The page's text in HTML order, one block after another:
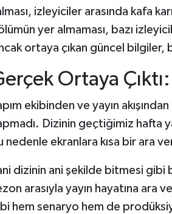
izleyiciler arasında kafa
yer almaması, bazı
ortaya çıkan güncel bilgiler,
Ortaya
ekibinden ve yayın
Dizinin geçtiğimiz hafta
nedenle ekranlara kısa bir ara
dizinin ani şekilde bitmesi gibi
arasıyla yayın hayatına
hem senaryo hem de